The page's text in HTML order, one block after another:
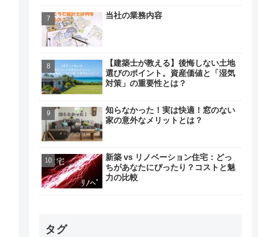
当社の業務内容
【建築士が教える】後悔しない土地
選びのポイント。資産価値と「湿気
対策」の重要性とは？
知らなかった！実は快適！窓のない
家の意外なメリットとは？
新築 vs リノベーション住宅：どっ
ちがあなたにぴったり？コストと魅
力の比較
タグ